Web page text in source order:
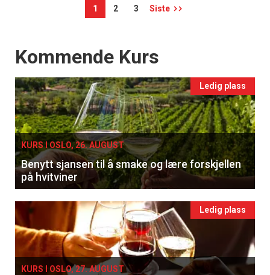
1 2 3 Siste
Events
Kommende Kurs
Ledig plass
KURS I OSLO, 26. AUGUST
Benytt sjansen til å smake og lære forskjellen
på hvitviner
Ledig plass
KURS I OSLO, 27. AUGUST